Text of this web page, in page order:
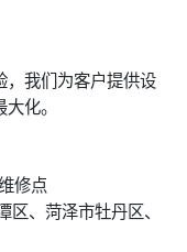
，我们为客户提供设
化。
修点
、菏泽市牡丹区、